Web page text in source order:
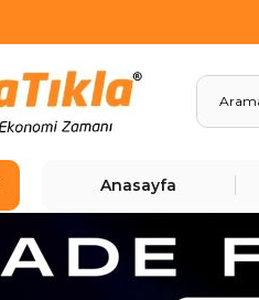
Anasayfa